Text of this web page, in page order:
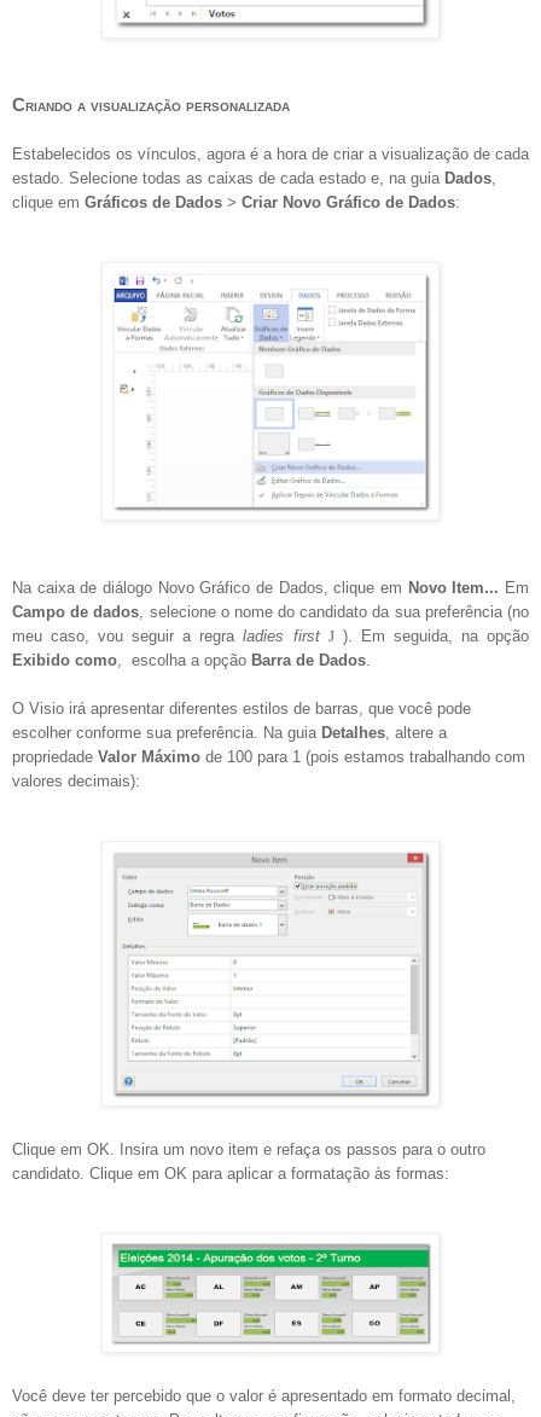
Criando a visualização personalizada
Estabelecidos os vínculos, agora é a hora de criar a visualização de cada
estado. Selecione todas as caixas de cada estado e, na guia Dados,
clique em Gráficos de Dados > Criar Novo Gráfico de Dados:
Na caixa de diálogo Novo Gráfico de Dados, clique em Novo Item... Em
Campo de dados, selecione o nome do candidato da sua preferência (no
meu caso, vou seguir a regraladies first J). Em seguida, na opção
Exibido como, escolha a opção Barra de Dados.
O Visio irá apresentar diferentes estilos de barras, que você pode
escolher conforme sua preferência. Na guia Detalhes, altere a
propriedade Valor Máximo de 100 para 1 (pois estamos trabalhando com
valores decimais):
Clique em OK. Insira um novo item e refaça os passos para o outro
candidato. Clique em OK para aplicar a formatação às formas:
Você deve ter percebido que o valor é apresentado em formato decimal,